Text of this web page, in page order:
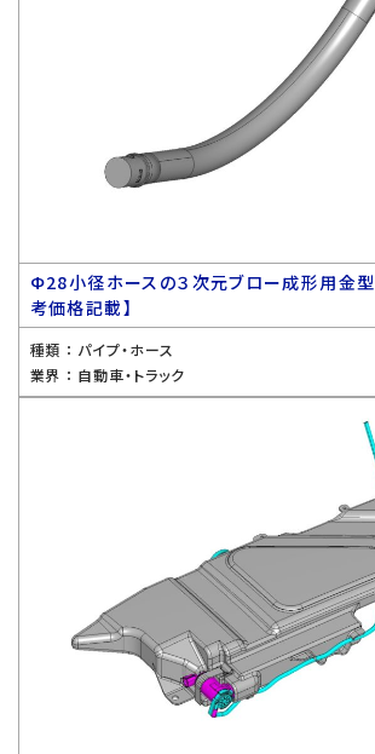
Ф28小径ホースの３次元ブロー成形用金型
考価格記載】
種類 ： パイプ・ホース
業界 ： 自動車・トラック